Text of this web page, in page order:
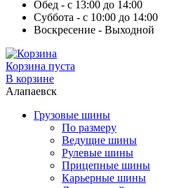
Обед - с 13:00 до 14:00
Суббота - с 10:00 до 14:00
Воскресение - Выходной
Корзина пуста
В корзине
Алапаевск
Грузовые шины
По размеру
Ведущие шины
Рулевые шины
Прицепные шины
Карьерные шины